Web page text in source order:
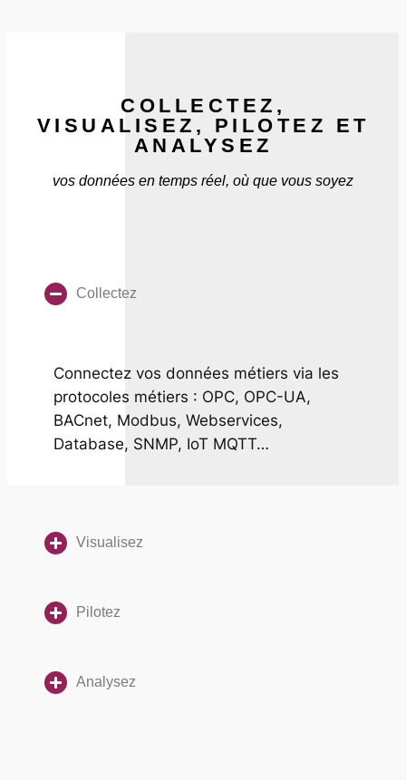
COLLECTEZ,
VISUALISEZ, PILOTEZ ET
ANALYSEZ
vos données en temps réel, où que vous soyez
Collectez
Connectez vos données métiers via les
protocoles métiers : OPC, OPC-UA,
BACnet, Modbus, Webservices,
Database, SNMP, IoT MQTT…
Visualisez
Pilotez
Analysez